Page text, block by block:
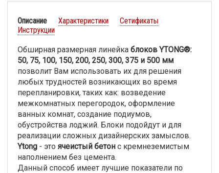
Описание Характеристики
Сетификаты
Инструкции
Обширная размерная линейка блоков YTONG®:
50, 75, 100, 150, 200, 250, 300, 375 и 500 мм
позволит Вам использовать их для решения
любых трудностей возникающих во время
перепланировки, таких как: возведение
межкомнатных перегородок, оформление
ванных комнат, создание подиумов,
обустройства лоджий. Блоки подойдут и для
реализации сложных дизайнерских замыслов.
Ytong - это ячеистый бетон с кремнеземистым
наполнением без цемента.
Данный способ имеет лучшие показатели по